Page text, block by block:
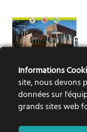
Informations
site, nous devons
données sur
grands sites web